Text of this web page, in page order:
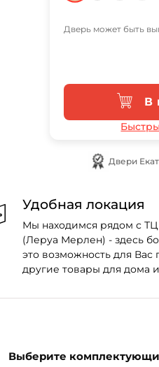
Дверь может быть
В
Двери
Удобная локация
Мы находимся рядом с
(Леруа Мерлен) - здесь
это возможность для Вас
другие товары для дома
Выберите